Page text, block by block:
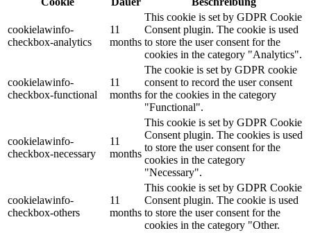
cookielawinfo-
checkbox-analytics
11
months
This cookie is set by GDPR Cookie
Consent plugin. The cookie is used
to store the user consent for the
cookies in the category "Analytics".
cookielawinfo-
checkbox-functional
11
months
The cookie is set by GDPR cookie
consent to record the user consent
for the cookies in the category
"Functional".
cookielawinfo-
checkbox-necessary
11
months
This cookie is set by GDPR Cookie
Consent plugin. The cookies is used
to store the user consent for the
cookies in the category
"Necessary".
cookielawinfo-
checkbox-others
11
months
This cookie is set by GDPR Cookie
Consent plugin. The cookie is used
to store the user consent for the
cookies in the category "Other.